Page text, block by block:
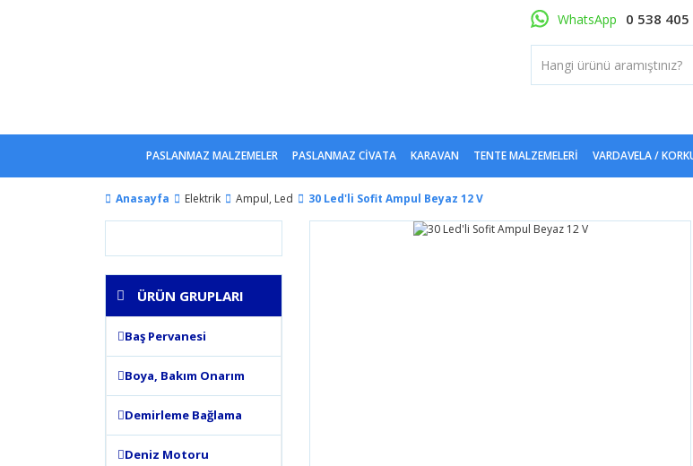
WhatsApp 0 538 405
PASLANMAZ MALZEMELER PASLANMAZ CİVATA KARAVAN TENTE MALZEMELERI VARDAVELA /
Anasayfa Elektrik Ampul, Led 30 Led'li Sofit Ampul Beyaz 12 V
ÜRÜN GRUPLARI
Baş Pervanesi
Boya, Bakım Onarım
Demirleme Bağlama
Deniz Motoru